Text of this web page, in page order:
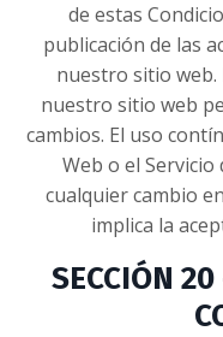
de estas
publicación de las
nuestro sitio
nuestro sitio web
cambios. El uso
Web o el Servicio
cualquier cambio
implica la
SECCIÓN